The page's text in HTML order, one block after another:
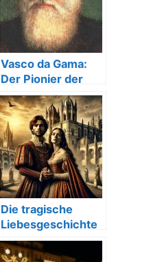
Vasco da Gama:
Der Pionier der
Seewege nach
Indien
Die tragische
Liebesgeschichte
von Pedro und
Inês de Castro